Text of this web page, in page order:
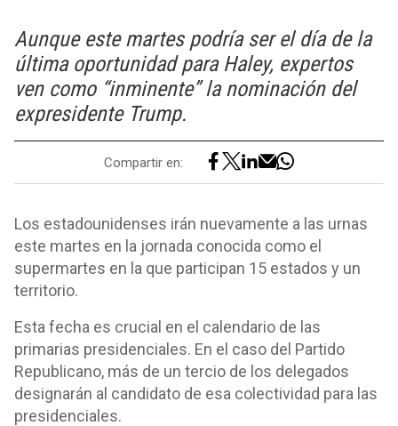
Aunque este martes podría ser el día de la
última oportunidad para Haley, expertos
ven como “inminente” la nominación del
expresidente Trump.
Compartir en:
Los estadounidenses irán nuevamente a las urnas
este martes en la jornada conocida como el
supermartes en la que participan 15 estados y un
territorio.
Esta fecha es crucial en el calendario de las
primarias presidenciales. En el caso del Partido
Republicano, más de un tercio de los delegados
designarán al candidato de esa colectividad para las
presidenciales.